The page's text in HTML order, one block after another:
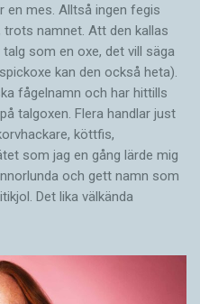
en mes. Alltså ingen fegis
namnet. Att den kallas
som en oxe, det vill säga
kan den också heta).
fågelnamn och har hittills
talgoxen. Flera handlar just
köttfis,
som jag en gång lärde mig
och gett namn som
Det lika välkända